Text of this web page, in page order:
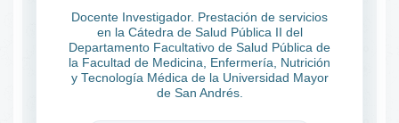
Docente Investigador. Prestación de servicios
en la Cátedra de Salud Pública II del
Departamento Facultativo de Salud Pública de
la Facultad de Medicina, Enfermería, Nutrición
y Tecnología Médica de la Universidad Mayor
de San Andrés.